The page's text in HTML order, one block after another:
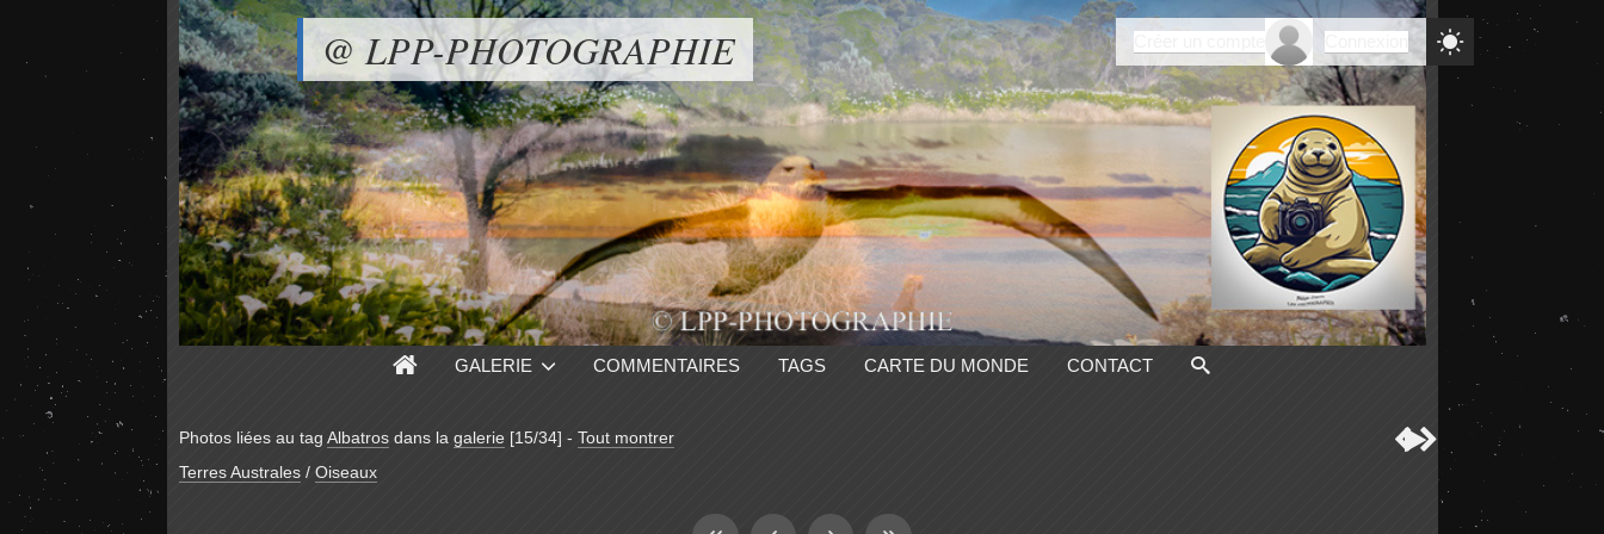
@ LPP-PHOTOGRAPHIE 
GALERIE COMMENTAIRES TAGS CARTE DU MONDE CONTACT
Photos liées au tag Albatrosdans la galerie [15/34] - Tout montrer
Terres Australes / Oiseaux
